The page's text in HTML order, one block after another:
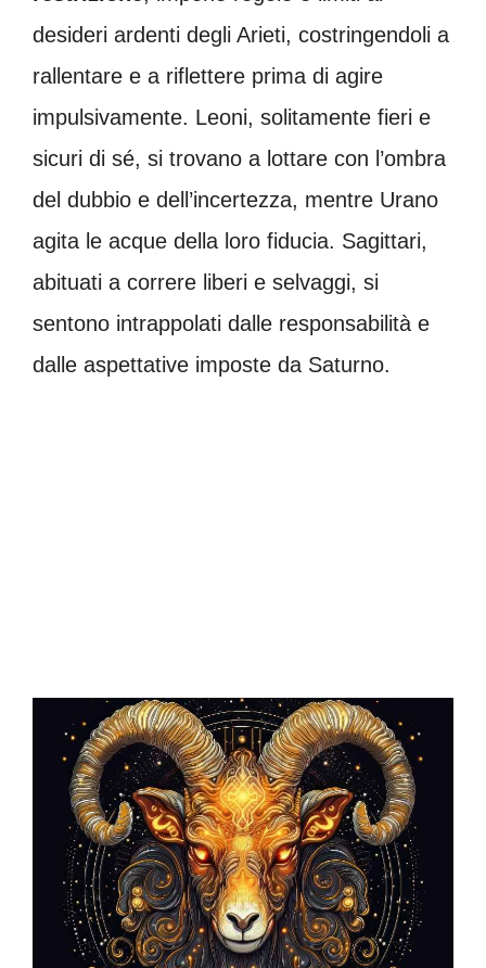
desideri ardenti degli Arieti, costringendoli a
rallentare e a riflettere prima di agire
impulsivamente. Leoni, solitamente fieri e
sicuri di sé, si trovano a lottare con l’ombra
del dubbio e dell’incertezza, mentre Urano
agita le acque della loro fiducia. Sagittari,
abituati a correre liberi e selvaggi, si
sentono intrappolati dalle responsabilità e
dalle aspettative imposte da Saturno.